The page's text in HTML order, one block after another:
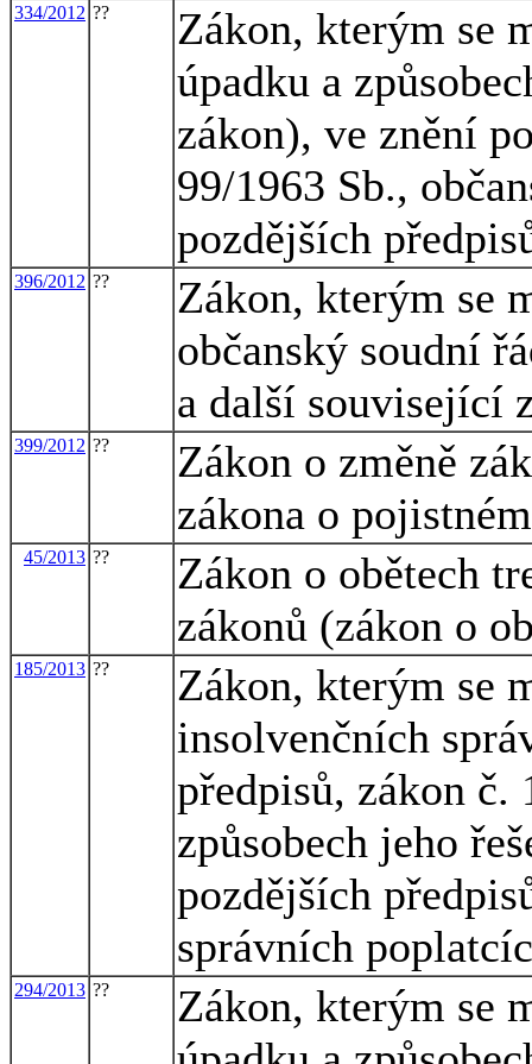
334/2012 ??
Zákon, kterým se
úpadku a
zákon), ve znění
99/1963 Sb.,
pozdějších
396/2012 ??
Zákon, kterým se
občanský soudní
a další související
399/2012 ??
Zákon o změně
zákona o
45/2013 ??
Zákon o obětech
zákonů (zákon o
185/2013 ??
Zákon, kterým se
insolvenčních
předpisů, zákon č.
způsobech jeho
pozdějších
správních
294/2013 ??
Zákon, kterým se